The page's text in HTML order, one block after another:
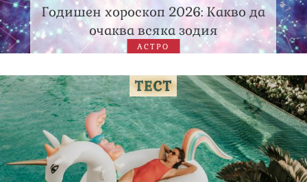
Годишен хороскоп 2026: Какво да
очаква всяка зодия
АСТРО